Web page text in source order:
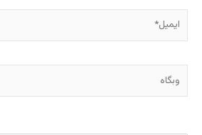
وبگاه